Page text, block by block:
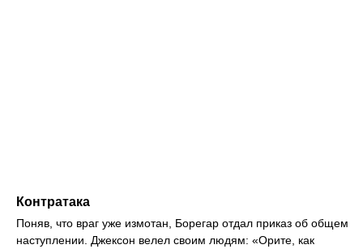
Контратака
Поняв, что враг уже измотан, Борегар отдал приказ об общем
наступлении. Джексон велел своим людям: «Орите, как